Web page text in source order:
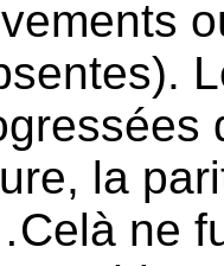
la
ne